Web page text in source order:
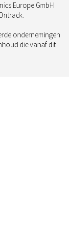
Europe GmbH
ondernemingen
die vanaf dit